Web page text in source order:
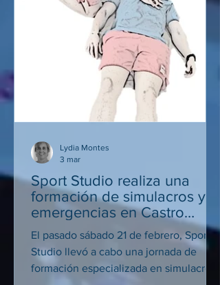
Sport Studio realiza una
formación de simulacros y
emergencias en Castro
Urdiales
El pasado sábado 21 de febrero, Sport
Studio llevó a cabo una jornada de
formación especializada en simulacros
Lydia Montes
3 mar